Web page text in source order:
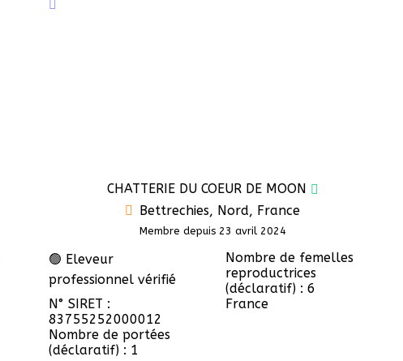
CHATTERIE DU COEUR DE MOON
Bettrechies, Nord, France
Membre depuis 23 avril 2024
🟢 Eleveur
professionnel vérifié
Nombre de femelles
reproductrices
(déclaratif) : 6
N° SIRET :
83755252000012
France
Nombre de portées
(déclaratif) : 1